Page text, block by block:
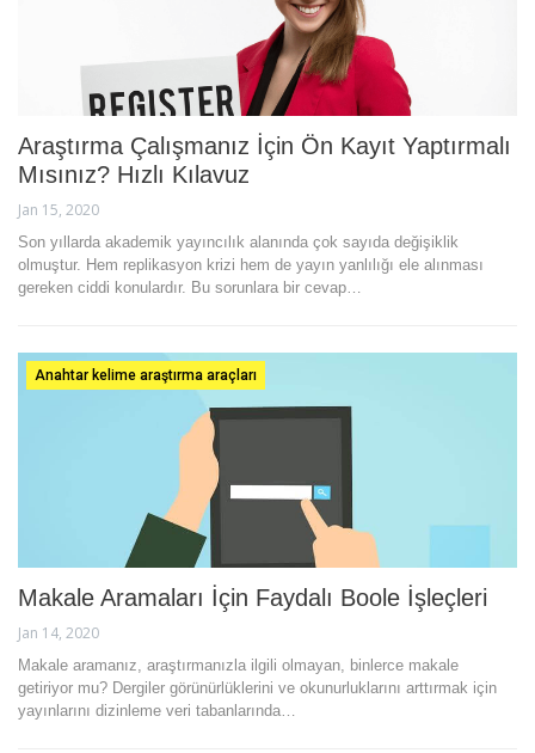
Araştırma Çalışmanız İçin Ön Kayıt Yaptırmalı
Mısınız? Hızlı Kılavuz
Jan 15, 2020
Son yıllarda akademik yayıncılık alanında çok sayıda değişiklik
olmuştur. Hem replikasyon krizi hem de yayın yanlılığı ele alınması
gereken ciddi konulardır. Bu sorunlara bir cevap…
Anahtar kelime araştırma araçları
Makale Aramaları İçin Faydalı Boole İşleçleri
Jan 14, 2020
Makale aramanız, araştırmanızla ilgili olmayan, binlerce makale
getiriyor mu? Dergiler görünürlüklerini ve okunurluklarını arttırmak için
yayınlarını dizinleme veri tabanlarında…